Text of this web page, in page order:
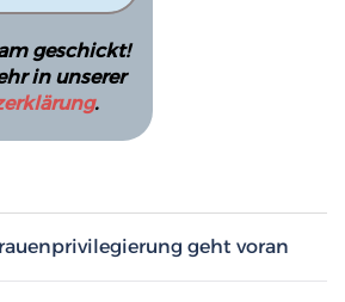
geschickt!
in unserer
.
geht voran